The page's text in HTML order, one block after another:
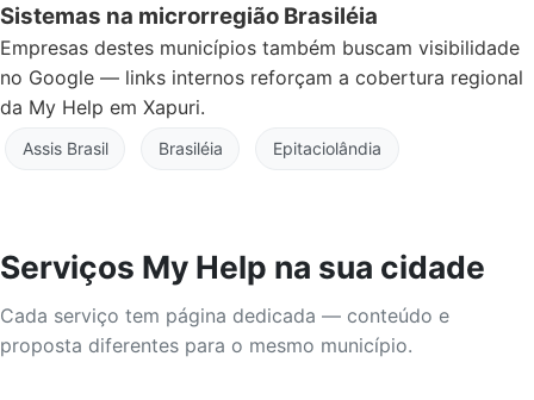
Sistemas na microrregião Brasiléia
Empresas destes municípios também buscam visibilidade
no Google — links internos reforçam a cobertura regional
da My Help em Xapuri.
Assis Brasil Brasiléia Epitaciolândia
Serviços My Help na sua cidade
Cada serviço tem página dedicada — conteúdo e
proposta diferentes para o mesmo município.